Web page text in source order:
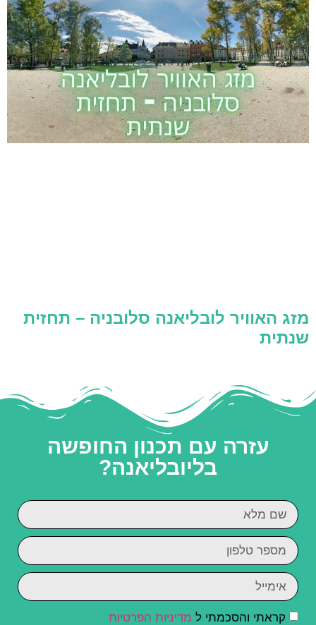
מזג האוויר לובליאנה סלובניה – תחזית
שנתית
עזרה עם תכנון החופשה
בליובליאנה?
קראתי והסכמתי ל מדיניות הפרטיות